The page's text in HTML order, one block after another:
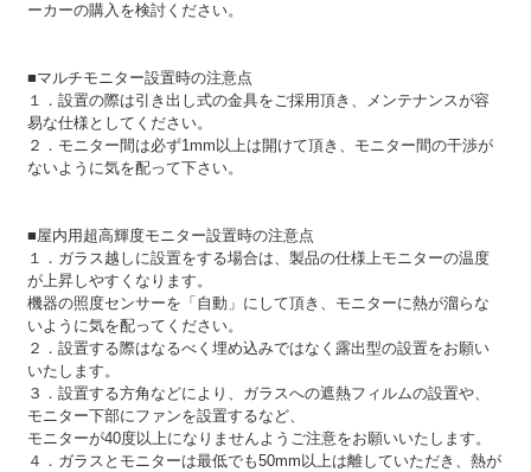
ーカーの購入を検討ください。
■マルチモニター設置時の注意点
１．設置の際は引き出し式の金具をご採用頂き、メンテナンスが容
易な仕様としてください。
２．モニター間は必ず1mm以上は開けて頂き、モニター間の干渉が
ないように気を配って下さい。
■屋内用超高輝度モニター設置時の注意点
１．ガラス越しに設置をする場合は、製品の仕様上モニターの温度
が上昇しやすくなります。
機器の照度センサーを「自動」にして頂き、モニターに熱が溜らな
いように気を配ってください。
２．設置する際はなるべく埋め込みではなく露出型の設置をお願い
いたします。
３．設置する方角などにより、ガラスへの遮熱フィルムの設置や、
モニター下部にファンを設置するなど、
モニターが40度以上になりませんようご注意をお願いいたします。
４．ガラスとモニターは最低でも50mm以上は離していただき、熱が